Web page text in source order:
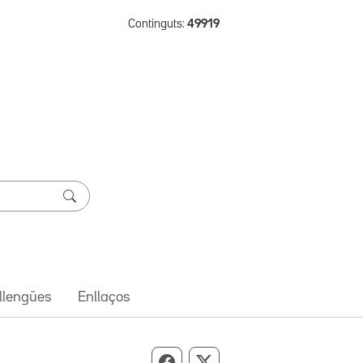
Continguts: 49919
Enllaços